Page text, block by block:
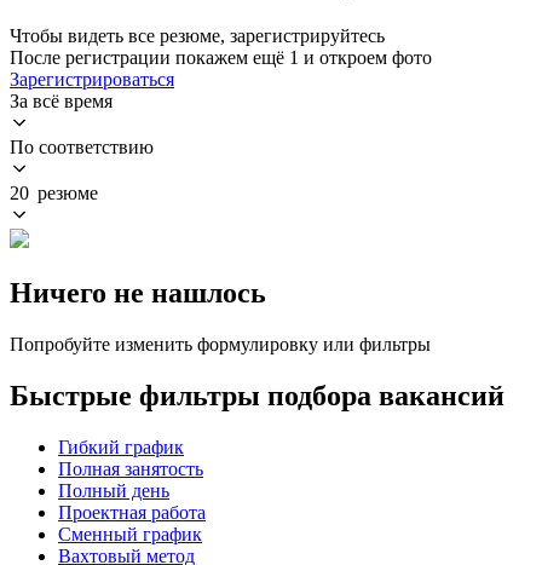
Чтобы видеть все резюме, зарегистрируйтесь
После регистрации покажем ещё 1 и откроем фото
Зарегистрироваться
За всё время
По соответствию
20 резюме
Ничего не нашлось
Попробуйте изменить формулировку или фильтры
Быстрые фильтры подбора вакансий
Гибкий график
Полная занятость
Полный день
Проектная работа
Сменный график
Вахтовый метод